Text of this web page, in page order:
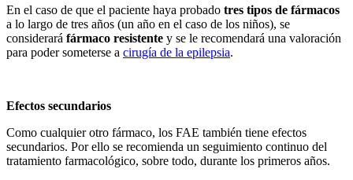
En el caso de que el paciente haya probado tres tipos de fármacos
a lo largo de tres años (un año en el caso de los niños), se
considerará fármaco resistente y se le recomendará una valoración
para poder someterse a cirugía de la epilepsia.
Efectos secundarios
Como cualquier otro fármaco, los FAE también tiene efectos
secundarios. Por ello se recomienda un seguimiento continuo del
tratamiento farmacológico, sobre todo, durante los primeros años.